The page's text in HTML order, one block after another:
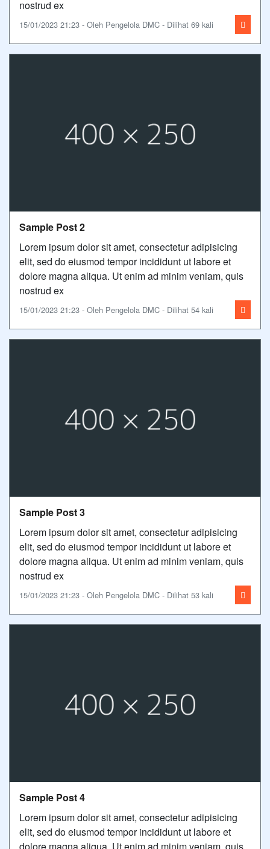
nostrud ex
15/01/2023 21:23 - Oleh Pengelola DMC - Dilihat 69 kali
Sample Post 2
Lorem ipsum dolor sit amet, consectetur adipisicing
elit, sed do eiusmod tempor incididunt ut labore et
dolore magna aliqua. Ut enim ad minim veniam, quis
nostrud ex
15/01/2023 21:23 - Oleh Pengelola DMC - Dilihat 54 kali
Sample Post 3
Lorem ipsum dolor sit amet, consectetur adipisicing
elit, sed do eiusmod tempor incididunt ut labore et
dolore magna aliqua. Ut enim ad minim veniam, quis
nostrud ex
15/01/2023 21:23 - Oleh Pengelola DMC - Dilihat 53 kali
Sample Post 4
Lorem ipsum dolor sit amet, consectetur adipisicing
elit, sed do eiusmod tempor incididunt ut labore et